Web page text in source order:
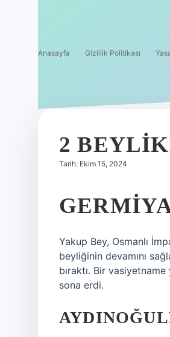
Anasayfa Gizlilik Politikası
2
Tarih: Ekim 15, 2024
Yakup Bey, Osmanlı
beyliğinin devamını
bıraktı. Bir
sona erdi.